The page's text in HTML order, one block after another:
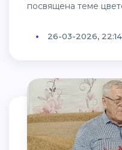
посвящена теме
26-03-2026, 22:14